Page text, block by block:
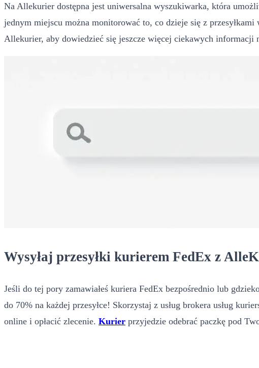
Na Allekurier dostępna jest uniwersalna wyszukiwarka, która
jednym miejscu można monitorować to, co dzieje się z
Allekurier, aby dowiedzieć się jeszcze więcej ciekawych informacji
Wysyłaj przesyłki kurierem FedEx z
Jeśli do tej pory zamawiałeś kuriera FedEx bezpośrednio lub
do 70% na każdej przesyłce! Skorzystaj z usług brokera usług
online i opłacić zlecenie. Kurier przyjedzie odebrać paczkę pod